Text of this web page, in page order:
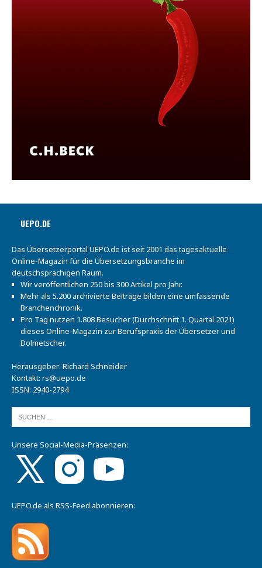
UEPO.DE
Das Übersetzerportal UEPO.de ist seit 2001 das tagesaktuelle
Online-Magazin für die Übersetzungsbranche im
deutschsprachigen Raum.
Wir veröffentlichen 250 bis 300 Artikel pro Jahr.
Mehr als 5.200 archivierte Beiträge bilden eine umfassende
Branchenchronik.
Pro Tag nutzen 1.808 Besucher (Durchschnitt 1. Quartal 2021)
dieses Online-Magazin zur Berufspraxis der Übersetzer und
Dolmetscher.
Herausgeber: Richard Schneider
Kontakt: rs@uepo.de
ISSN: 2940-2794
Unsere Social-Media-Präsenzen:
UEPO.de als RSS-Feed abonnieren: